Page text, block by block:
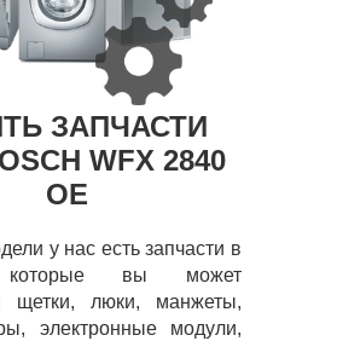
ЗАПЧАСТИ
WFX 2840
OE
у нас есть запчасти в
которые вы может
щетки, люки, манжеты,
электронные модули,